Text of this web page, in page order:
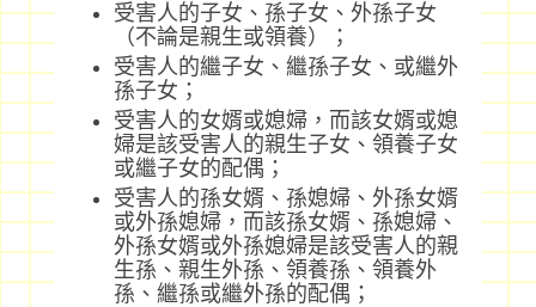
受害人的子女、孫子女、外孫子女
（不論是親生或領養）；
受害人的繼子女、繼孫子女、或繼外
孫子女；
受害人的女婿或媳婦，而該女婿或媳
婦是該受害人的親生子女、領養子女
或繼子女的配偶；
受害人的孫女婿、孫媳婦、外孫女婿
或外孫媳婦，而該孫女婿、孫媳婦、
外孫女婿或外孫媳婦是該受害人的親
生孫、親生外孫、領養孫、領養外
孫、繼孫或繼外孫的配偶；